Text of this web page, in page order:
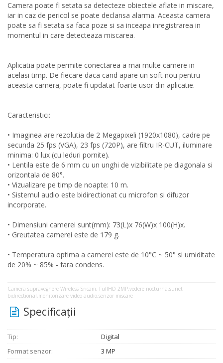
Camera poate fi setata sa detecteze obiectele aflate in miscare,
iar in caz de pericol se poate declansa alarma. Aceasta camera
poate sa fi setata sa faca poze si sa inceapa inregistrarea in
momentul in care detecteaza miscarea.
Aplicatia poate permite conectarea a mai multe camere in
acelasi timp. De fiecare daca cand apare un soft nou pentru
aceasta camera, poate fi updatat foarte usor din aplicatie.
Caracteristici:
• Imaginea are rezolutia de 2 Megapixeli (1920x1080), cadre pe
secunda 25 fps (VGA), 23 fps (720P), are filtru IR-CUT, iluminare
minima: 0 lux (cu leduri pornite).
• Lentila este de 6 mm cu un unghi de vizibilitate pe diagonala si
orizontala de 80°.
• Vizualizare pe timp de noapte: 10 m.
• Sistemul audio este bidirectionat cu microfon si difuzor
incorporate.
• Dimensiuni camerei sunt(mm): 73(L)x 76(W)x 100(H)x.
• Greutatea camerei este de 179 g.
• Temperatura optima a camerei este de 10°C ~ 50° si umiditate
de 20% ~ 85% - fara condens.
Camera supraveghere Wireless Sricam, FullHD 2MP,vedere nocturna,sunet
bidirectional,monitorizare video audio,senzor miscare
Specificaţii
Tip:
Digital
Format senzor:
3 MP